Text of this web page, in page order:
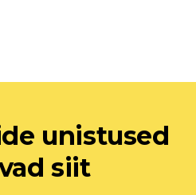
unistused
siit